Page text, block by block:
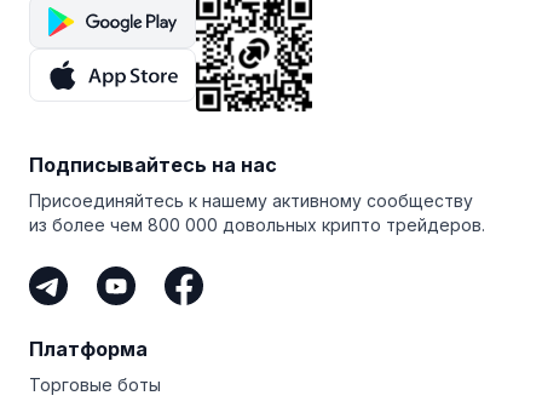
Подписывайтесь на нас
Присоединяйтесь к нашему активному сообществу
из более чем 800 000 довольных крипто трейдеров.
Платформа
Торговые боты